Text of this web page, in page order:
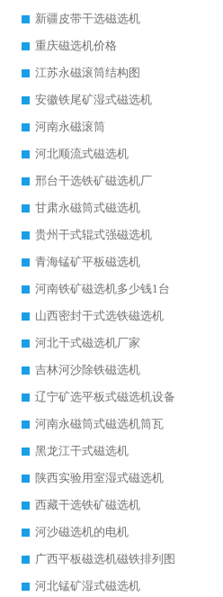
新疆皮带干选磁选机
重庆磁选机价格
江苏永磁滚筒结构图
安徽铁尾矿湿式磁选机
河南永磁滚筒
河北顺流式磁选机
邢台干选铁矿磁选机厂
甘肃永磁筒式磁选机
贵州干式辊式强磁选机
青海锰矿平板磁选机
河南铁矿磁选机多少钱1台
山西密封干式选铁磁选机
河北干式磁选机厂家
吉林河沙除铁磁选机
辽宁矿选平板式磁选机设备
河南永磁筒式磁选机筒瓦
黑龙江干式磁选机
陕西实验用室湿式磁选机
西藏干选铁矿磁选机
河沙磁选机的电机
广西平板磁选机磁铁排列图
河北锰矿湿式磁选机